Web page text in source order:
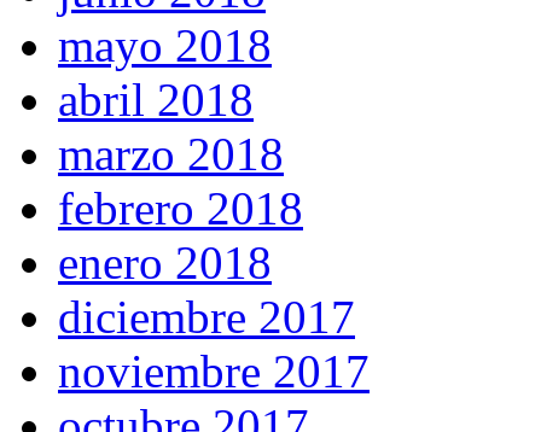
mayo 2018
abril 2018
marzo 2018
febrero 2018
enero 2018
diciembre 2017
noviembre 2017